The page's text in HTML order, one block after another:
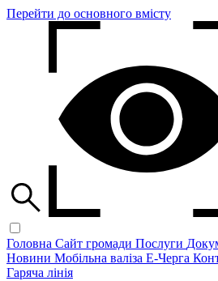
Перейти до основного вмісту
Головна Сайт громади Послуги
Новини Мобільна валіза Е-Черга
Гаряча лінія